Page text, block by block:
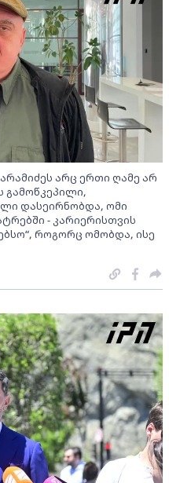
არც ერთი ღამე არ
გამოწკეპილი,
დასეირნობდა, ომი
- კარიერისთვის
როგორც ომობდა, ისე